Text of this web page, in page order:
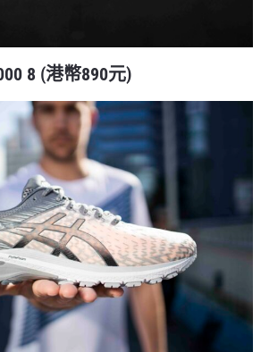
8 (港幣890元)